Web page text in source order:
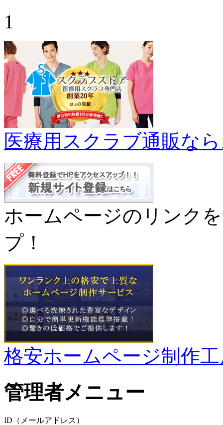
1
医療用スクラブ通販な
ホームページのリンク
プ！
格安ホームページ制作
管理者メニュー
ID（メールアドレス）